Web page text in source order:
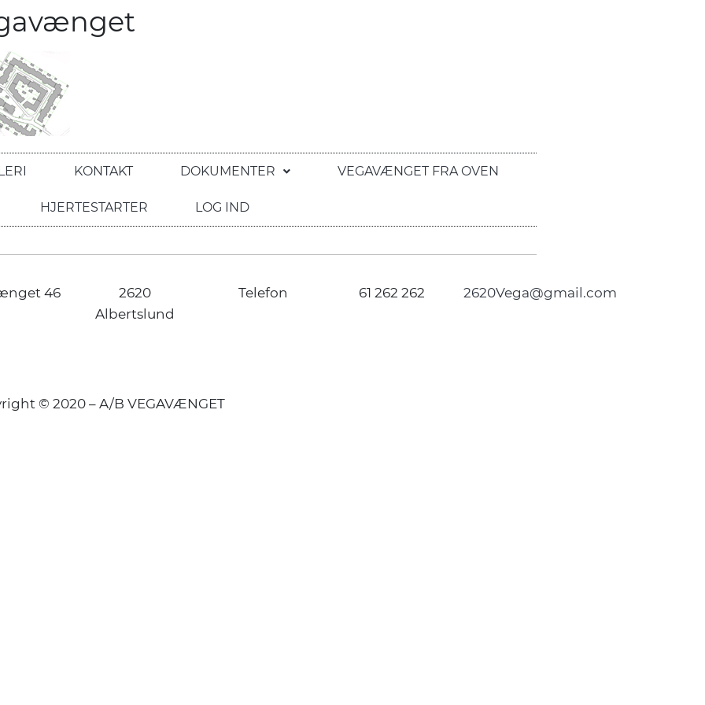
KONTAKT DOKUMENTER VEGAVÆNGET FRA OVEN
HJERTESTARTER LOG IND
46
2620
Albertslund
Telefon 61 262 262 2620Vega@gmail.com
© 2020 – A/B VEGAVÆNGET